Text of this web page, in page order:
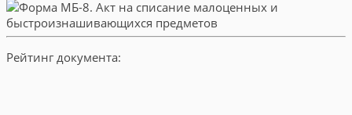
Рейтинг документа: